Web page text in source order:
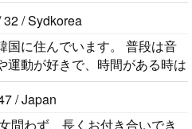
라마나 영화 애니메..
32 / Sydkorea
国に住んでいます。 ​普段は音
運動が好きで、時間がある時は
本当に大好きです。最近はいい
したり、ノリのいい音..
/ Japan
問わず、長くお付き合いでき